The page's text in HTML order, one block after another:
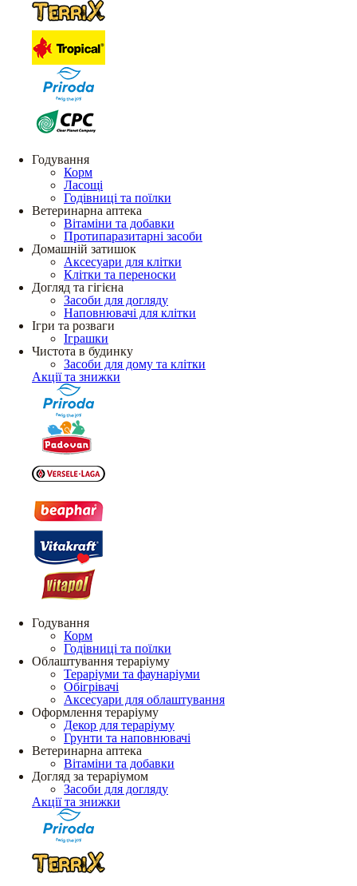
Годування
Корм
Ласощі
Годівниці та поїлки
Ветеринарна аптека
Вітаміни та добавки
Протипаразитарні засоби
Домашній затишок
Аксесуари для клітки
Клітки та переноски
Догляд та гігієна
Засоби для догляду
Наповнювачі для клітки
Ігри та розваги
Іграшки
Чистота в будинку
Засоби для дому та клітки
Акції та знижки
Годування
Корм
Годівниці та поїлки
Облаштування тераріуму
Тераріуми та фаунаріуми
Обігрівачі
Аксесуари для облаштування
Оформлення тераріуму
Декор для тераріуму
Грунти та наповнювачі
Ветеринарна аптека
Вітаміни та добавки
Догляд за тераріумом
Засоби для догляду
Акції та знижки